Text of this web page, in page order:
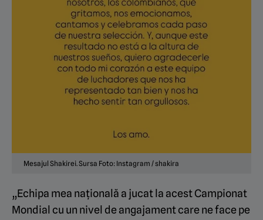
Mesajul Shakirei. Sursa Foto: Instagram / shakira
„Echipa mea națională a jucat la acest Campionat
Mondial cu un nivel de angajament care ne face pe